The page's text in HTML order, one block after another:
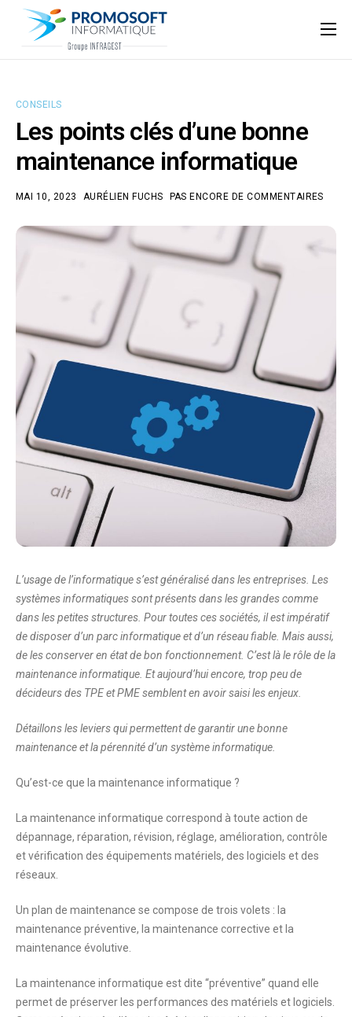
Qui sommes-nous ?
Nos ressources
Support
CONSEILS
Les points clés d’une bonne
maintenance informatique
MAI 10, 2023 AURÉLIEN FUCHS PAS ENCORE DE COMMENTAIRES
L’usage de l’informatique s’est généralisé dans les entreprises. Les
systèmes informatiques sont présents dans les grandes comme
dans les petites structures. Pour toutes ces sociétés, il est impératif
de disposer d’un parc informatique et d’un réseau fiable. Mais aussi,
de les conserver en état de bon fonctionnement. C’est là le rôle de la
maintenance informatique. Et aujourd’hui encore, trop peu de
décideurs des TPE et PME semblent en avoir saisi les enjeux.
Détaillons les leviers qui permettent de garantir une bonne
maintenance et la pérennité d’un système informatique.
Qu’est-ce que la maintenance informatique ?
La maintenance informatique correspond à toute action de
dépannage, réparation, révision, réglage, amélioration, contrôle
et vérification des équipements matériels, des logiciels et des
réseaux.
Un plan de maintenance se compose de trois volets : la
maintenance préventive, la maintenance corrective et la
maintenance évolutive.
La maintenance informatique est dite “préventive” quand elle
permet de préserver les performances des matériels et logiciels.